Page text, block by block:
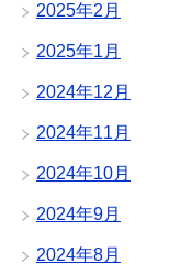
2025年2月
2025年1月
2024年12月
2024年11月
2024年10月
2024年9月
2024年8月